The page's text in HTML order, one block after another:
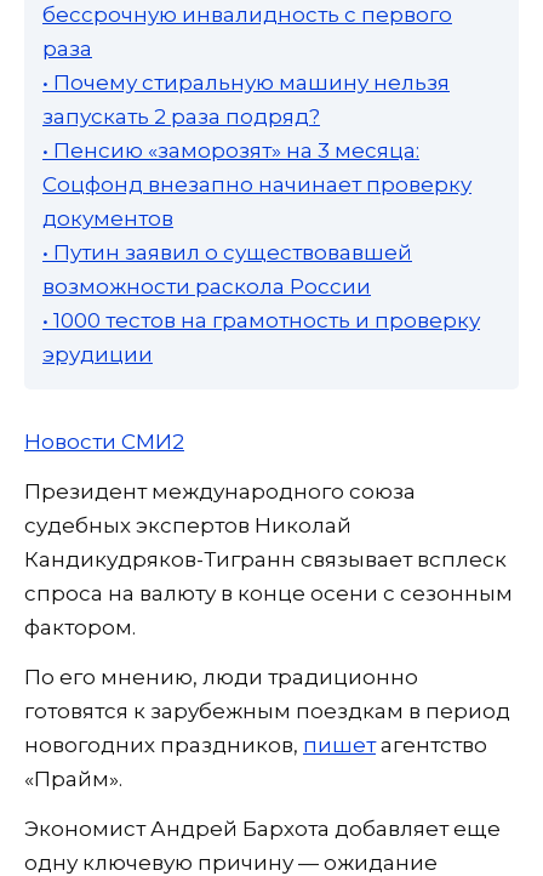
бессрочную инвалидность с первого
раза
• Почему стиральную машину нельзя
запускать 2 раза подряд?
• Пенсию «заморозят» на 3 месяца:
Соцфонд внезапно начинает проверку
документов
• Путин заявил о существовавшей
возможности раскола России
• 1000 тестов на грамотность и проверку
эрудиции
Новости СМИ2
Президент международного союза
судебных экспертов Николай
Кандикудряков-Тигранн связывает всплеск
спроса на валюту в конце осени с сезонным
фактором.
По его мнению, люди традиционно
готовятся к зарубежным поездкам в период
новогодних праздников, пишетагентство
«Прайм».
Экономист Андрей Бархота добавляет еще
одну ключевую причину — ожидание